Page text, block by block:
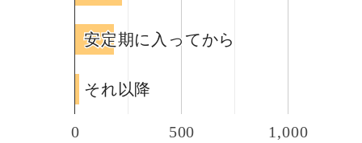
0 500 1,000
安定期に入ってから
安定期に入ってから
それ以降
それ以降